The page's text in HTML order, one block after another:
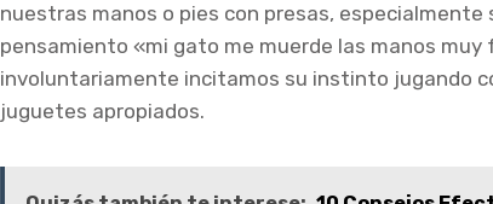
nuestras manos o pies con presas,
pensamiento «mi gato me muerde las manos
involuntariamente incitamos su instinto jugando
juguetes apropiados.